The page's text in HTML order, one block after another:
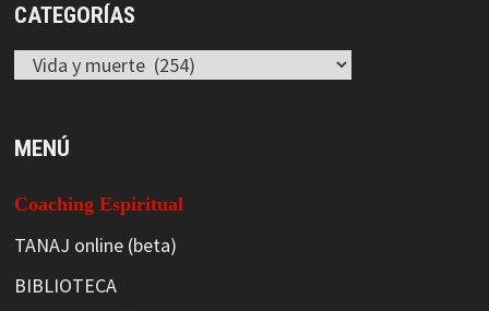
CATEGORÍAS
Categorías
MENÚ
Coaching Espiritual
TANAJ online (beta)
BIBLIOTECA